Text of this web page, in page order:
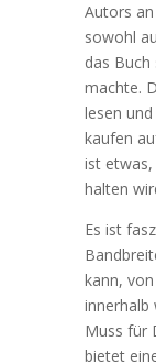
Autors
sowohl
das
machte.
lesen
kaufen
ist etwas,
halten
Es ist
kann,
innerhalb
Muss für
bietet